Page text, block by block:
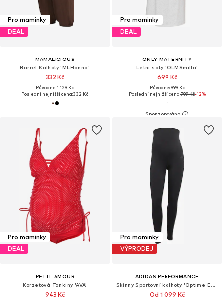
Pro maminky
DEAL
MAMALICIOUS
Barrel Kalhoty 'MLHanna'
332 Kč
Původně: 1 129 Kč
Poslední nejnižší cena:332 Kč
Pro maminky
DEAL
ONLY MATERNITY
Letní šaty 'OLMSmilla'
699 Kč
Původně: 999 Kč
Poslední nejnižší cena:799 Kč-12%
Pro maminky
DEAL
PETIT AMOUR
Korzetová Tankiny 'AVA'
943 Kč
Pro maminky
VÝPRODEJ
ADIDAS PERFORMANCE
Skinny Sportovní kalhoty 'Optime Essentials'
Od 1 099 Kč